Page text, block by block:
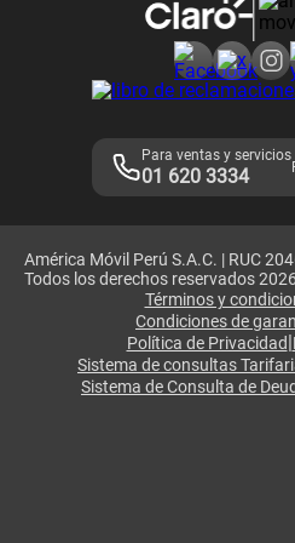
Adquirientes iPhone 6, 6S y SE
Mensaje de Seguridad
Términos y Condiciones de Tienda
Libro de Reclamaciones
Para ventas y servicios
01 620 3334
América Móvil Perú S.A.C. | RUC
Todos los derechos reservados
Términos y
Condiciones de
Política de Privacidad|
Sistema de consultas
Sistema de Consulta de